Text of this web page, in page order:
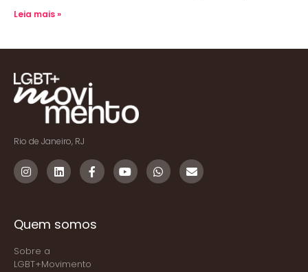
Leia mais »
Rio de Janeiro, RJ
Quem somos
Sobre a
LGBT+Movimento